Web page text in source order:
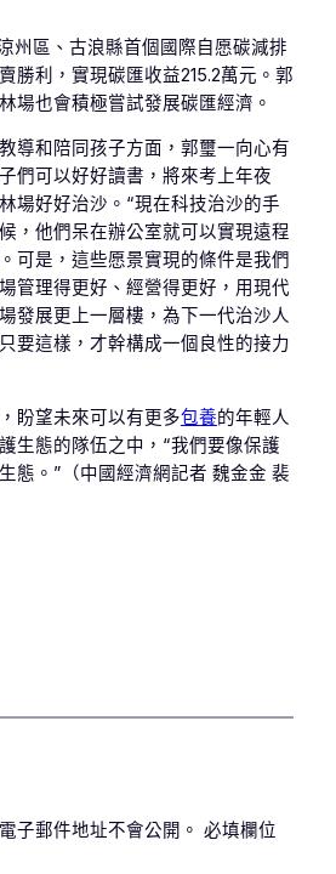
州區、古浪縣首個國際自愿碳減排
勝利，實現碳匯收益215.2萬元。郭
場也會積極嘗試發展碳匯經濟。
導和陪同孩子方面，郭璽一向心有
們可以好好讀書，將來考上年夜
場好好治沙。“現在科技治沙的手
，他們呆在辦公室就可以實現遠程
可是，這些愿景實現的條件是我們
管理得更好、經營得更好，用現代
發展更上一層樓，為下一代治沙人
要這樣，才幹構成一個良性的接力
盼望未來可以有更多包養的年輕人
生態的隊伍之中，“我們要像保護
態。”（中國經濟網記者 魏金金 裴
子郵件地址不會公開。 必填欄位